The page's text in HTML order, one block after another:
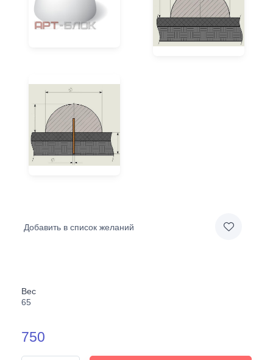
Добавить в список желаний
Вес
65
750